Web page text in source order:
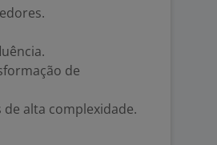
de
alta complexidade.